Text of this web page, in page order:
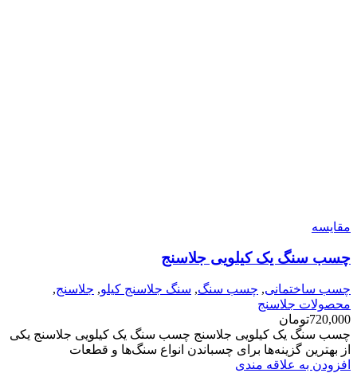
مقایسه
چسب سنگ یک کیلویی جلاسنج
چسب ساختمانی, چسب سنگ, سنگ جلاسنج کیلو, جلاسنج,
محصولات جلاسنج
720,000تومان
چسب سنگ یک کیلویی جلاسنج چسب سنگ یک کیلویی جلاسنج یکی
از بهترین گزینه‌ها برای چسباندن انواع سنگ‌ها و قطعات
افزودن به علاقه مندی